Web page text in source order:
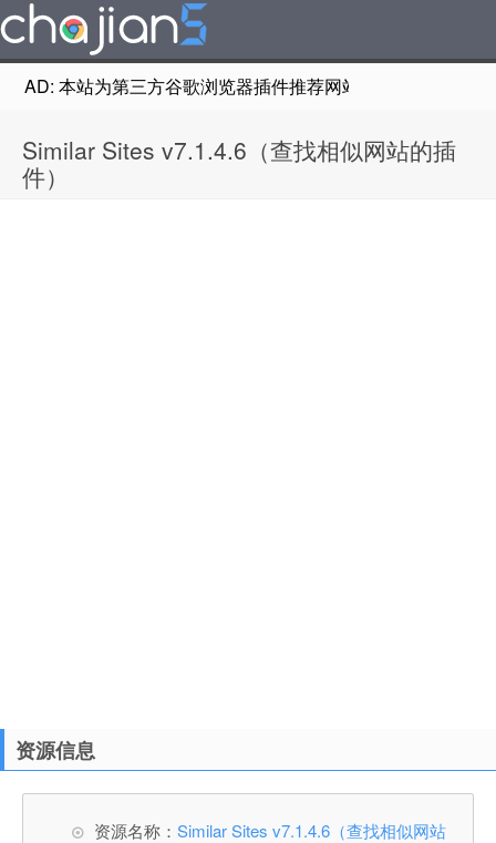
AD: 本站为第三方谷歌浏览器插件推荐网站，非Google
Similar Sites v7.1.4.6（查找相似网站的插
件）
资源信息
资源名称： Similar Sites v7.1.4.6（查找相似网站